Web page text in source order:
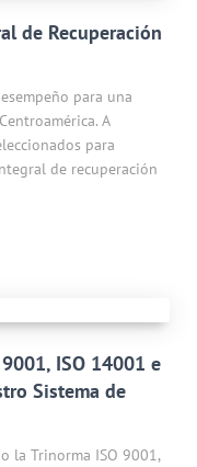
de Recuperación
para una
A
para
de recuperación
ISO 14001 e
Sistema de
la Trinorma ISO 9001,